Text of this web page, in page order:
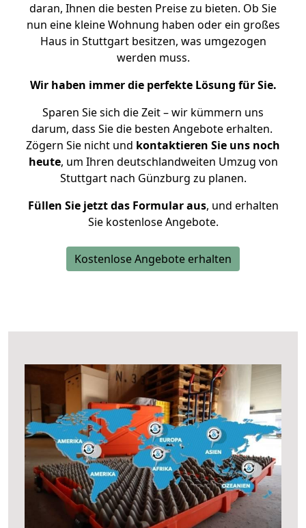
daran, Ihnen die besten Preise zu bieten. Ob Sie
nun eine kleine Wohnung haben oder ein großes
Haus in Stuttgart besitzen, was umgezogen
werden muss.
Wir haben immer die perfekte Lösung für Sie.
Sparen Sie sich die Zeit – wir kümmern uns
darum, dass Sie die besten Angebote erhalten.
Zögern Sie nicht und kontaktieren Sie uns noch
heute, um Ihren deutschlandweiten Umzug von
Stuttgart nach Günzburg zu planen.
Füllen Sie jetzt das Formular aus, und erhalten
Sie kostenlose Angebote.
Kostenlose Angebote erhalten